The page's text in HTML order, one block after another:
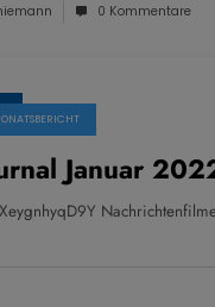
0 Kommentare
Januar